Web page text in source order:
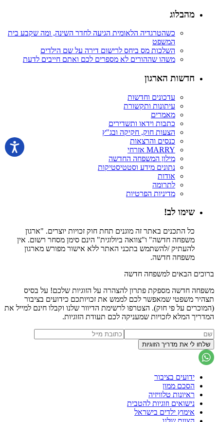
מהבלוג
כשהטרגדיה הלאומית הגיעה לחדר השינה, ומה שקבע בית
המשפט
השלכות מס ביחס לרישום דירה על שם הילדים
משהו שההורים לא מספרים לכם ואתם חייבים לדעת
חדשות הארגון
עדכונים וחדשות
עיתונות ותקשורת
מאמרים
כתבות וידאו ותשדירים
הצעות חוק, חקיקה ובג"ץ
כנסים והרצאות
MARRY אזרחי
מילון המשפחה החדשה
נתונים מידע וסטטיסטיקות
אודות
לתרומה
מדיניות הפרטיות
שימו לב!
כל התכנים באתר זה מוגנים תחת חוק זכויות יוצרים. "ארגון
משפחה חדשה" ו"צוואה ביולוגית" הינם סימן מסחר רשום. אין
להעתיק /להשתמש בתכני האתר ללא אישור מפורש מארגון
משפחה חדשה.
ברוכים הבאים למשפחה חדשה
משפחה חדשה מספקת פתרון להצהרה על הזוגיות שלכם! על בסיס
תצהיר משפטי שמאפשר לכם לממש את זכויותכם כידועים בציבור
(המוכרים על פי חוק). הצטרפו לרשימת הדיוור שלנו וקבלו חינם למייל את
המדריך המלא לזכויות שמעניקה לכם תעודת הזוגיות.
ידועים בציבור
הסכם ממון
ראיונות טלוויזיה
נישואים וזוגיות להטבית
אימוץ ילדים בישראל